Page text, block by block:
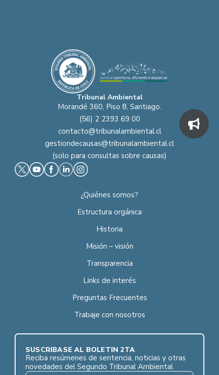
Tribunal Ambiental
Morandé 360, Piso 8, Santiago.
(56) 2 2393 69 00
contacto@tribunalambiental.cl
gestiondecausas@tribunalambiental.cl
(solo para consultas sobre causas)
¿Quiénes somos?
Estructura orgánica
Historia
Misión – visión
Transparencia
Links de interés
Preguntas Frecuentes
Trabaje con nosotros
SUSCRÍBASE AL BOLETÍN 2TA
Reciba resúmenes de sentencia, noticias y otras
novedades del Segundo Tribunal Ambiental